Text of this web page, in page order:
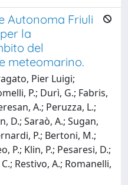
Autonoma Friuli
la
del
meteomarino.
Pier Luigi;
P.; Durì, G.; Fabris,
A.; Peruzza, L.;
D.; Saraò, A.; Sugan,
P.; Bertoni, M.;
P.; Klin, P.; Pesaresi, D.;
Restivo, A.; Romanelli,